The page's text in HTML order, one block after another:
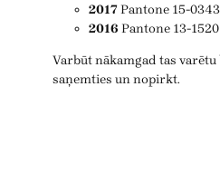
2017Pantone 15-
2016 Pantone 13-
Varbūt nākamgad tas varētu
saņemties un nopirkt.